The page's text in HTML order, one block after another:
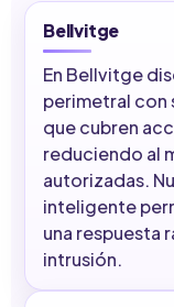
Bellvitge
En Bellvitge
perimetral con
que cubren
reduciendo al
autorizadas.
inteligente
una respuesta
intrusión.